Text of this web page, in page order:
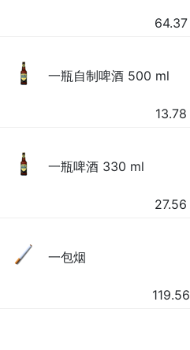
64.37
一瓶自制啤酒 500 ml
13.78
一瓶啤酒 330 ml
27.56
一包烟
119.56